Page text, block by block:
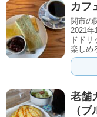
カフ
関市の
2021年
ドド
楽しめ
老舗
（